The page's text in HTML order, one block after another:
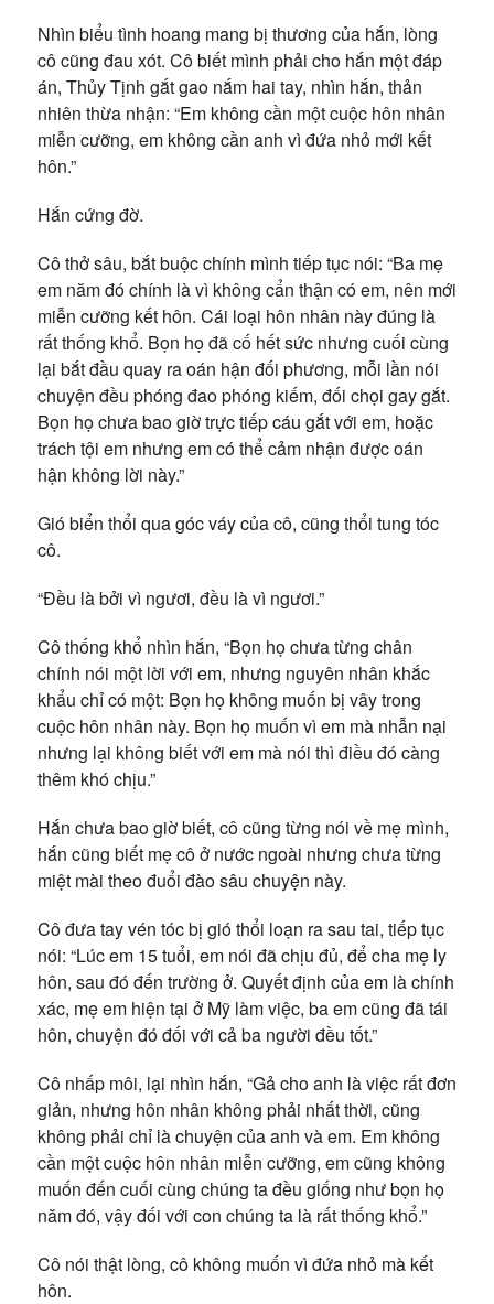
Nhìn biểu tình hoang mang bị thương của hắn, lòng
cô cũng đau xót. Cô biết mình phải cho hắn một đáp
án, Thủy Tịnh gắt gao nắm hai tay, nhìn hắn, thản
nhiên thừa nhận: “Em không cần một cuộc hôn nhân
miễn cưỡng, em không cần anh vì đứa nhỏ mới kết
hôn.”
Hắn cứng đờ.
Cô thở sâu, bắt buộc chính mình tiếp tục nói: “Ba mẹ
em năm đó chính là vì không cẩn thận có em, nên mới
miễn cưỡng kết hôn. Cái loại hôn nhân này đúng là
rất thống khổ. Bọn họ đã cố hết sức nhưng cuối cùng
lại bắt đầu quay ra oán hận đối phương, mỗi lần nói
chuyện đều phóng đao phóng kiếm, đối chọi gay gắt.
Bọn họ chưa bao giờ trực tiếp cáu gắt với em, hoặc
trách tội em nhưng em có thể cảm nhận được oán
hận không lời này.”
Gió biển thổi qua góc váy của cô, cũng thổi tung tóc
cô.
“Đều là bởi vì ngươi, đều là vì ngươi.”
Cô thống khổ nhìn hắn, “Bọn họ chưa từng chân
chính nói một lời với em, nhưng nguyên nhân khắc
khẩu chỉ có một: Bọn họ không muốn bị vây trong
cuộc hôn nhân này. Bọn họ muốn vì em mà nhẫn nại
nhưng lại không biết với em mà nói thì điều đó càng
thêm khó chịu.”
Hắn chưa bao giờ biết, cô cũng từng nói về mẹ mình,
hắn cũng biết mẹ cô ở nước ngoài nhưng chưa từng
miệt mài theo đuổi đào sâu chuyện này.
Cô đưa tay vén tóc bị gió thổi loạn ra sau tai, tiếp tục
nói: “Lúc em 15 tuổi, em nói đã chịu đủ, để cha mẹ ly
hôn, sau đó đến trường ở. Quyết định của em là chính
xác, mẹ em hiện tại ở Mỹ làm việc, ba em cũng đã tái
hôn, chuyện đó đối với cả ba người đều tốt.”
Cô nhấp môi, lại nhìn hắn, “Gả cho anh là việc rất đơn
giản, nhưng hôn nhân không phải nhất thời, cũng
không phải chỉ là chuyện của anh và em. Em không
cần một cuộc hôn nhân miễn cưỡng, em cũng không
muốn đến cuối cùng chúng ta đều giống như bọn họ
năm đó, vậy đối với con chúng ta là rất thống khổ.”
Cô nói thật lòng, cô không muốn vì đứa nhỏ mà kết
hôn.